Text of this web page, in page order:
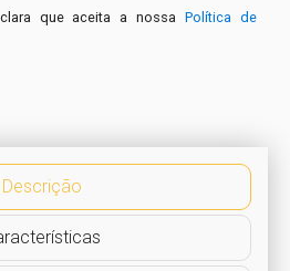
que aceita a nossaPolítica de
Descrição